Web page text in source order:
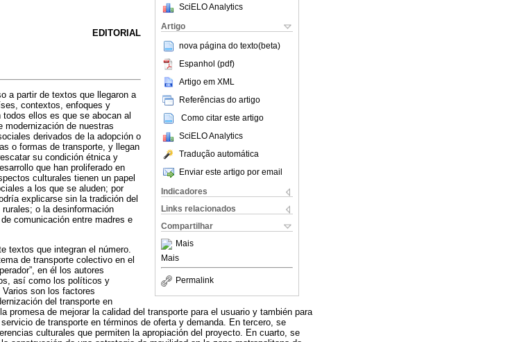
SciELO Analytics
Artigo
nova página do texto(beta)
Espanhol (pdf)
Artigo em XML
Referências do artigo
Como citar este artigo
SciELO Analytics
Tradução automática
Enviar este artigo por email
Indicadores
Links relacionados
Compartilhar
Mais
Mais
Permalink
EDITORIAL
a partir de textos que llegaron a
contextos, enfoques y
ellos es que se abocan al
modernización de nuestras
derivados de la adopción o
o formas de transporte, y llegan
su condición étnica y
que han proliferado en
culturales tienen un papel
a los que se aluden; por
explicarse sin la tradición del
o la desinformación
comunicación entre madres e
textos que integran el número.
de transporte colectivo en el
en él los autores
así como los políticos y
son los factores
del transporte en
promesa de mejorar la calidad del transporte para el usuario y también para
de transporte en términos de oferta y demanda. En tercero, se
culturales que permiten la apropiación del proyecto. En cuarto, se